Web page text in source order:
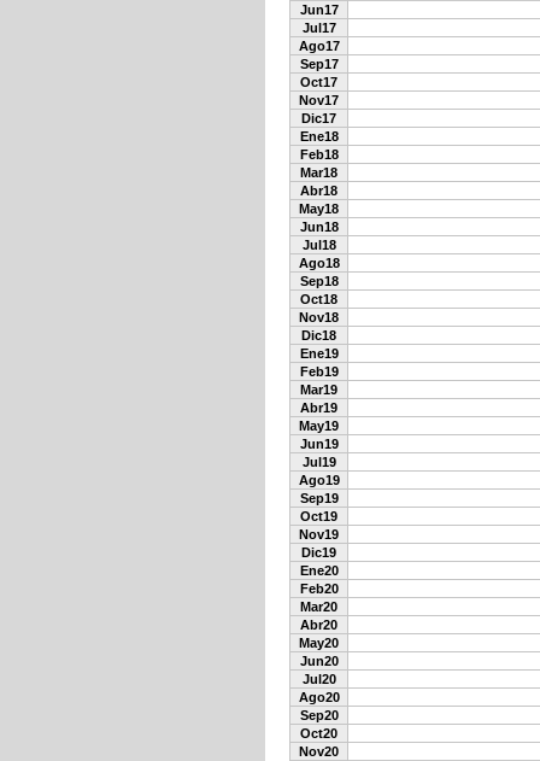
Jun17
Jul17
Ago17
Sep17
Oct17
Nov17
Dic17
Ene18
Feb18
Mar18
Abr18
May18
Jun18
Jul18
Ago18
Sep18
Oct18
Nov18
Dic18
Ene19
Feb19
Mar19
Abr19
May19
Jun19
Jul19
Ago19
Sep19
Oct19
Nov19
Dic19
Ene20
Feb20
Mar20
Abr20
May20
Jun20
Jul20
Ago20
Sep20
Oct20
Nov20